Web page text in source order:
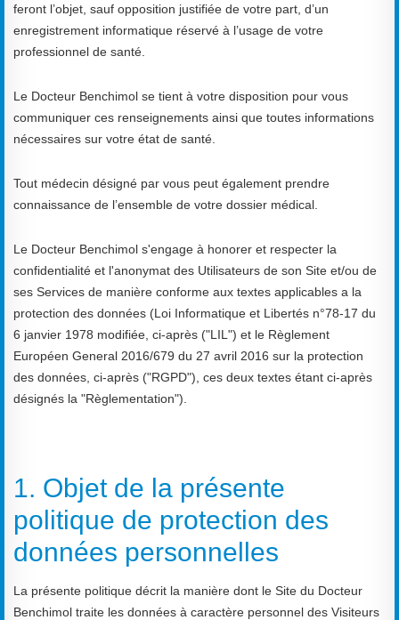
feront l’objet, sauf opposition justifiée de votre part, d’un
enregistrement informatique réservé à l’usage de votre
professionnel de santé.
Le Docteur Benchimol se tient à votre disposition pour vous
communiquer ces renseignements ainsi que toutes informations
nécessaires sur votre état de santé.
Tout médecin désigné par vous peut également prendre
connaissance de l’ensemble de votre dossier médical.
Le Docteur Benchimol s'engage à honorer et respecter la
confidentialité et l'anonymat des Utilisateurs de son Site et/ou de
ses Services de manière conforme aux textes applicables a la
protection des données (Loi Informatique et Libertés n°78-17 du
6 janvier 1978 modifiée, ci-après ("LIL") et le Règlement
Européen General 2016/679 du 27 avril 2016 sur la protection
des données, ci-après ("RGPD"), ces deux textes étant ci-après
désignés la "Règlementation").
1. Objet de la présente
politique de protection des
données personnelles
La présente politique décrit la manière dont le Site du Docteur
Benchimol traite les données à caractère personnel des Visiteurs